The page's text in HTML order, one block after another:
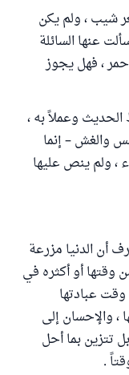
شيب ، ولم يكن
عنها السائلة
، فهل يجوز
وعملاً به ،
والغش – إنما
، ولم ينص عليها
أن الدنيا مزرعة
وقتها أو أكثره في
عبادتها
، والإحسان إلى
تتزين بما أحل
.